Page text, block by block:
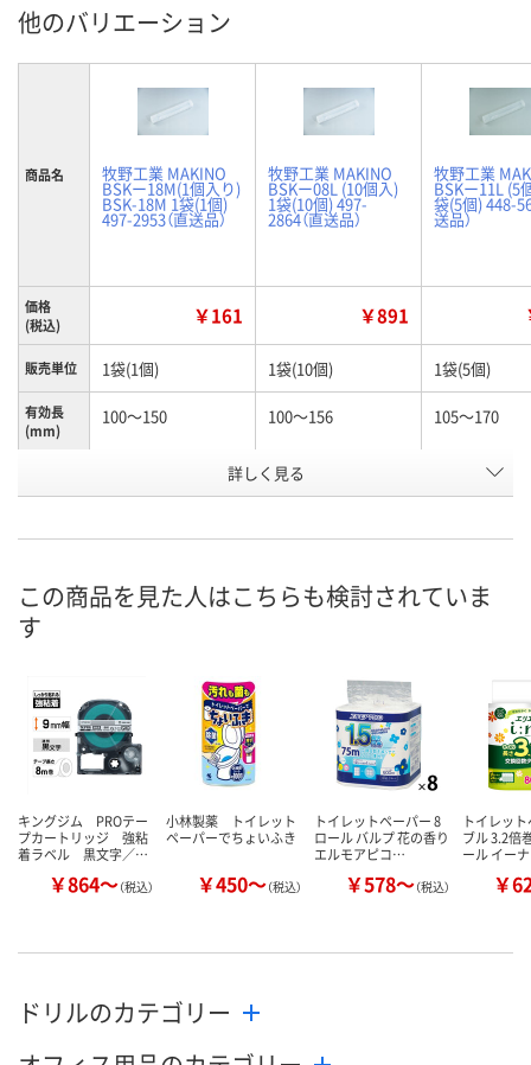
他のバリエーション
商品名 牧野工業 MAKINO
BSKー18M(1個入り)
BSK-18M 1袋(1個)
497-2953（直送品）
牧野工業 MAKINO
BSKー08L (10個入)
1袋(10個) 497-
2864（直送品）
牧野工業
BSKー11L (5
袋(5個) 448-
送品）
価格
(税込)
￥161 ￥891
販売単位 1袋(1個) 1袋(10個) 1袋(5個)
有効長
(mm)
100～150 100～156 105～170
N261156 K960603
カゴへ カゴへ
詳しく見る
この商品を見た人はこちらも検討されていま
す
キングジム PROテー
プカートリッジ 強粘
着ラベル 黒文字／…
￥864～（税込）
小林製薬 トイレット
ペーパーでちょいふき
￥450～（税込）
トイレットペーパー 8
ロール バルプ 花の香り
エルモアピコ…
￥578～（税込）
トイレッ
ブル 3.2倍
ール イー
￥
ドリルのカテゴリー